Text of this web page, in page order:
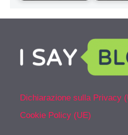
Dichiarazione sulla Privacy
Cookie Policy (UE)